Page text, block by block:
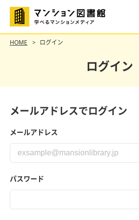
HOME ログイン
ログイン
メールアドレスでログイン
メールアドレス
パスワード